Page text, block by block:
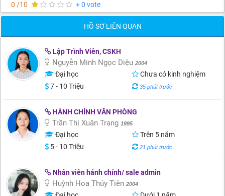
0 /10
+ 0 vote
HỒ SƠ LIÊN QUAN
Lập Trình Viên, CSKH
Nguyễn Minh Ngọc Diệu 2004
Đại học
Chưa có kinh nghiệm
7 - 10 Triệu
35 phút trước
HÀNH CHÍNH VĂN PHÒNG
Trần Thị Xuân Trang 1995
Đại học
Trên 5 năm
5 - 10 Triệu
21 phút trước
Nhân viên hánh chính/ sale admin
Huỳnh Hoa Thủy Tiên 2004